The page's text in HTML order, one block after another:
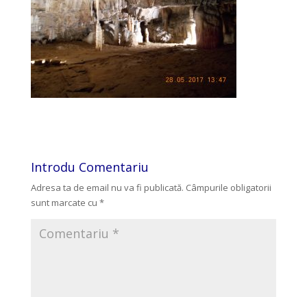
Introdu Comentariu
Adresa ta de email nu va fi publicată. Câmpurile obligatorii
sunt marcate cu *